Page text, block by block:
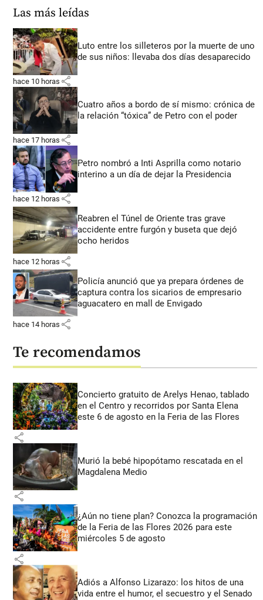
Las más leídas
Luto entre los silleteros por la muerte de uno
de sus niños: llevaba dos días desaparecido
hace 10 horas share
Cuatro años a bordo de sí mismo: crónica de
la relación “tóxica” de Petro con el poder
hace 17 horas share
Petro nombró a Inti Asprilla como notario
interino a un día de dejar la Presidencia
hace 12 horas share
Reabren el Túnel de Oriente tras grave
accidente entre furgón y buseta que dejó
ocho heridos
hace 12 horas share
Policía anunció que ya prepara órdenes de
captura contra los sicarios de empresario
aguacatero en mall de Envigado
hace 14 horas share
Te recomendamos
Concierto gratuito de Arelys Henao, tablado
en el Centro y recorridos por Santa Elena
este 6 de agosto en la Feria de las Flores
share
Murió la bebé hipopótamo rescatada en el
Magdalena Medio
share
¿Aún no tiene plan? Conozca la programación
de la Feria de las Flores 2026 para este
miércoles 5 de agosto
share
Adiós a Alfonso Lizarazo: los hitos de una
vida entre el humor, el secuestro y el Senado